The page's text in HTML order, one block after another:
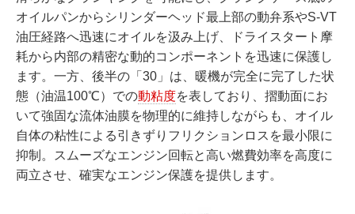
オイルパンからシリンダーヘッド最上部の動弁系やS-VT
油圧経路へ迅速にオイルを汲み上げ、ドライスタート摩
耗から内部の精密な動的コンポーネントを迅速に保護し
ます。一方、後半の「30」は、暖機が完全に完了した状
態（油温100℃）での動粘度を表しており、摺動面にお
いて強固な流体油膜を物理的に維持しながらも、オイル
自体の粘性による引きずりフリクションロスを最小限に
抑制。スムーズなエンジン回転と高い燃費効率を高度に
両立させ、確実なエンジン保護を提供します。